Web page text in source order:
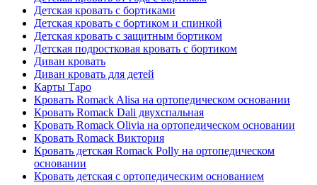
Детская кровать с бортиками
Детская кровать с бортиком и спинкой
Детская кровать с защитным бортиком
Детская подростковая кровать с бортиком
Диван кровать
Диван кровать для детей
Карты Таро
Кровать Romack Alisa на ортопедическом основании
Кровать Romack Dali двухспальная
Кровать Romack Olivia на ортопедическом основании
Кровать Romack Виктория
Кровать детская Romack Polly на ортопедическом
основании
Кровать детская с ортопедическим основанием